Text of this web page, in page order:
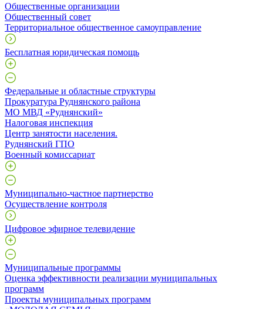
Общественные организации
Общественный совет
Территориальное общественное самоуправление
Бесплатная юридическая помощь
Федеральные и областные структуры
Прокуратура Руднянского района
МО МВД «Руднянский»
Налоговая инспекция
Центр занятости населения.
Руднянский ГПО
Военный комиссариат
Муниципально-частное партнерство
Осуществление контроля
Цифровое эфирное телевидение
Муниципальные программы
Оценка эффективности реализации муниципальных
программ
Проекты муниципальных программ